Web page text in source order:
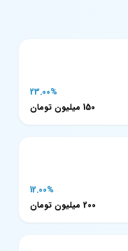
23.00%
150 میلیون تومان
12.00%
200 میلیون تومان